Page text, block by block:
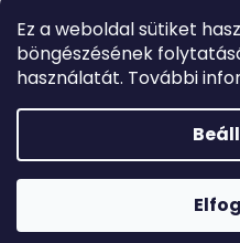
Ez a weboldal sütiket
böngészésének
használatát. További
Szeretnénk Önnek örömöt
összes megrendelésre,
értéket nem számítunk
hogy velünk van, az Ön